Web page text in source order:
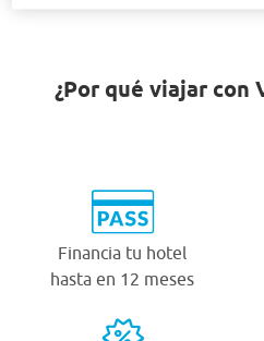
¿Por qué viajar con
Financia tu hotel
hasta en 12 meses